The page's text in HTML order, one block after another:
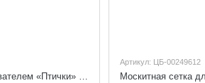
Игрушка-подвеска с прорезывателем «Птички» BABY TEAM 8521
Артикул: ЦБ-00249612